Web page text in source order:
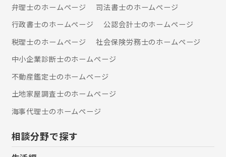
にかかる設備投資をサポートします。
補助金額1,500万～5,000万 2.ものづく
開発、生産プロセス等の省力化を通じ
て生産性向上を図るための補助金で
す。設備投資やシステム導入などの取
り組みに対して支援を行います。 補助
金 中小企業の後継者が事業承継を行う
際の経営改善や新事業展開に必要な費
用を支援します。円滑な事業承継を促
事業者が販路拡大や生産性向上を行う
弁理士のホームぺージ
司法書士のホームぺージ
行政書士のホームぺージ
公認会計士のホームぺージ
税理士のホームぺージ
社会保険労務士のホームぺージ
中小企業診断士のホームぺージ
不動産鑑定士のホームぺージ
土地家屋調査士のホームぺージ
海事代理士のホームぺージ
相談分野で探す